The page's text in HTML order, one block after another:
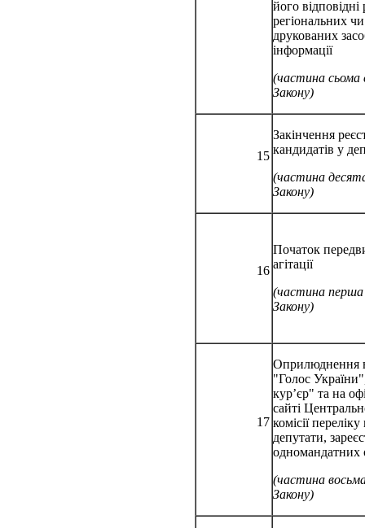
його відповідні
регіональних
друкованих
інформації
(частина
Закону)
15
Закінчення
кандидатів у
(частина
Закону)
16
Початок
агітації
(частина
Закону)
17
Оприлюднення
"Голос
кур’єр" та на
сайті
комісії
депутати,
одномандатних
(частина
Закону)